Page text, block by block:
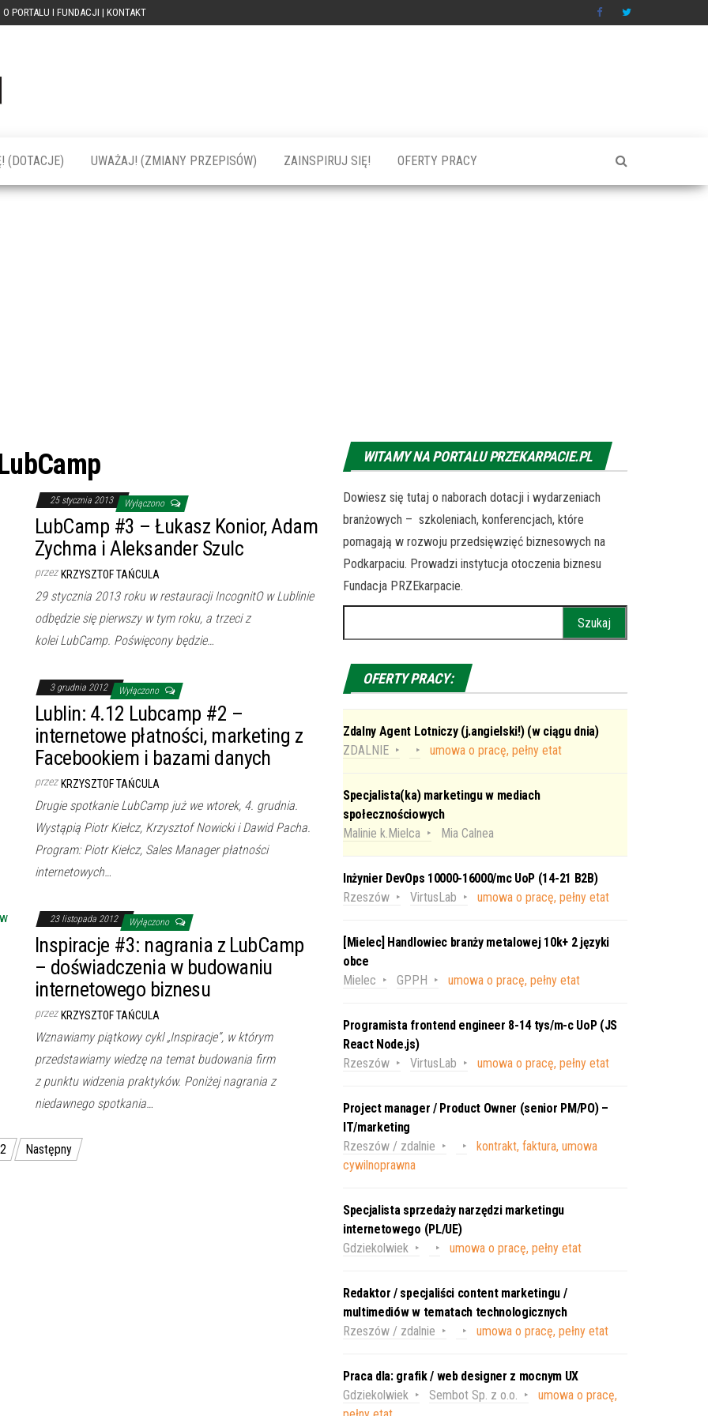
O PORTALU I FUNDACJI | KONTAKT
szkolenia dla
firm
(DOTACJE) UWAŻAJ! (ZMIANY PRZEPISÓW) ZAINSPIRUJ SIĘ! OFERTY PRACY
25 stycznia 2013 Wyłączono
LubCamp #3 – Łukasz Konior, Adam
Zychma i Aleksander Szulc
przez KRZYSZTOF TAŃCULA
29 stycznia 2013 roku w restauracji IncognitO w Lublinie
odbędzie się pierwszy w tym roku, a trzeci z
kolei LubCamp. Poświęcony będzie…
3 grudnia 2012 Wyłączono
Lublin: 4.12 Lubcamp #2 –
internetowe płatności, marketing z
Facebookiem i bazami danych
przez KRZYSZTOF TAŃCULA
Drugie spotkanie LubCamp już we wtorek, 4. grudnia.
Wystąpią Piotr Kiełcz, Krzysztof Nowicki i Dawid Pacha.
Program: Piotr Kiełcz, Sales Manager płatności
internetowych…
23 listopada 2012 Wyłączono
Inspiracje #3: nagrania z LubCamp
– doświadczenia w budowaniu
internetowego biznesu
przez KRZYSZTOF TAŃCULA
Wznawiamy piątkowy cykl „Inspiracje”, w którym
przedstawiamy wiedzę na temat budowania firm
z punktu widzenia praktyków. Poniżej nagrania z
niedawnego spotkania…
2 Następny
WITAMY NA PORTALU PRZEKARPACIE.PL
Dowiesz się tutaj o naborach dotacji i wydarzeniach
branżowych – szkoleniach, konferencjach, które
pomagają w rozwoju przedsięwzięć biznesowych na
Podkarpaciu. Prowadzi instytucja otoczenia biznesu
Fundacja PRZEkarpacie.
OFERTY PRACY:
Zdalny Agent Lotniczy (j.angielski!) (w ciągu dnia)
ZDALNIE
umowa o pracę, pełny etat
Specjalista(ka) marketingu w mediach
społecznościowych
Malinie k.Mielca
Mia Calnea
Inżynier DevOps 10000-16000/mc UoP (14-21 B2B)
Rzeszów
VirtusLab umowa o pracę, pełny etat
[Mielec] Handlowiec branży metalowej 10k+ 2 języki
obce
Mielec
GPPH umowa o pracę, pełny etat
Programista frontend engineer 8-14 tys/m-c UoP (JS
React Node.js)
Rzeszów
VirtusLab umowa o pracę, pełny etat
Project manager / Product Owner (senior PM/PO) –
IT/marketing
Rzeszów / zdalnie
kontrakt, faktura, umowa
cywilnoprawna
Specjalista sprzedaży narzędzi marketingu
internetowego (PL/UE)
Gdziekolwiek
umowa o pracę, pełny etat
Redaktor / specjaliści content marketingu /
multimediów w tematach technologicznych
Rzeszów / zdalnie
umowa o pracę, pełny etat
Praca dla: grafik / web designer z mocnym UX
Gdziekolwiek
Sembot Sp. z o.o.
umowa o pracę,